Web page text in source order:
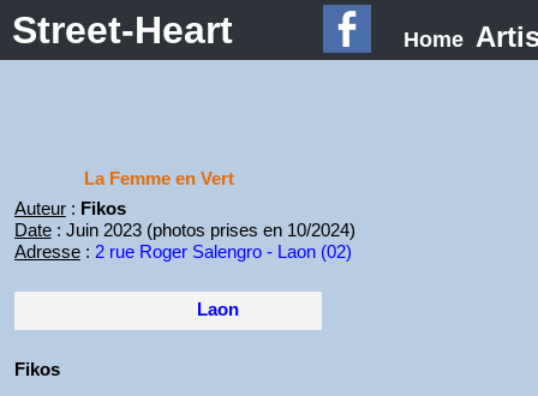
Street-Heart Home
Auteur: Fikos
Date: Juin 2023 (photos prises en 10/2024)
Adresse: 2 rue Roger Salengro - Laon (02)
Laon
Fikos
La Femme en Vert